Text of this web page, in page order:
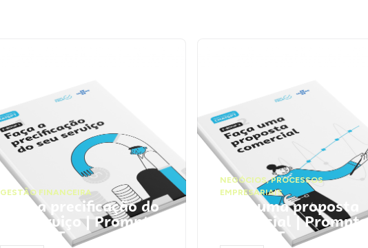
GESTÃO FINANCEIRA
Faça a precificação do
seu serviço | Prompts
ChatGPT
NEGÓCIOS,PROCESSOS
EMPRESARIAIS
Faça uma proposta
comercial | Prompts
ChatGPT